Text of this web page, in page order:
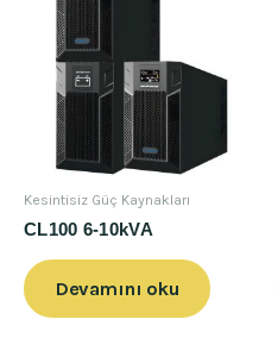
Kesintisiz Güç Kaynakları
CL100 6-10kVA
Devamını oku